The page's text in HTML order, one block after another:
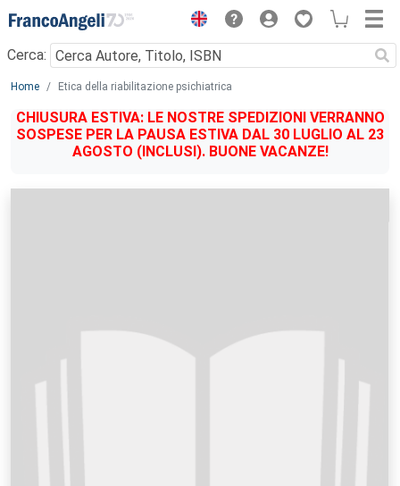
Menu
Cerca:
Main content
Home Etica della riabilitazione psichiatrica
CHIUSURA ESTIVA: LE NOSTRE SPEDIZIONI VERRANNO
SOSPESE PER LA PAUSA ESTIVA DAL 30 LUGLIO AL 23
AGOSTO (INCLUSI). BUONE VACANZE!